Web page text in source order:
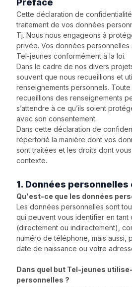
Préface
Cette déclaration de
traitement de vos données
Tj. Nous nous engageons à
privée. Vos données personnelles
Tel-jeunes conformément à la loi.
Dans le cadre de nos divers
souvent que nous recueillions et
renseignements personnels.
recueillions des renseignements
s’attendre à ce qu’ils soient
avec son consentement.
Dans cette déclaration de
répertorié la manière dont vos
sont traitées et les droits dont
contexte.
1. Données
Qu'est-ce que les données
Les données personnelles sont
qui peuvent vous identifier en tant
(directement ou indirectement),
numéro de téléphone, mais aussi,
date de naissance ou votre
Dans quel but Tel-jeunes
personnelles ?